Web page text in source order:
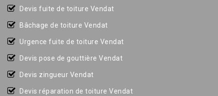
Devis fuite de toiture Vendat
Bâchage de toiture Vendat
Urgence fuite de toiture Vendat
Devis pose de gouttière Vendat
Devis zingueur Vendat
Devis réparation de toiture Vendat